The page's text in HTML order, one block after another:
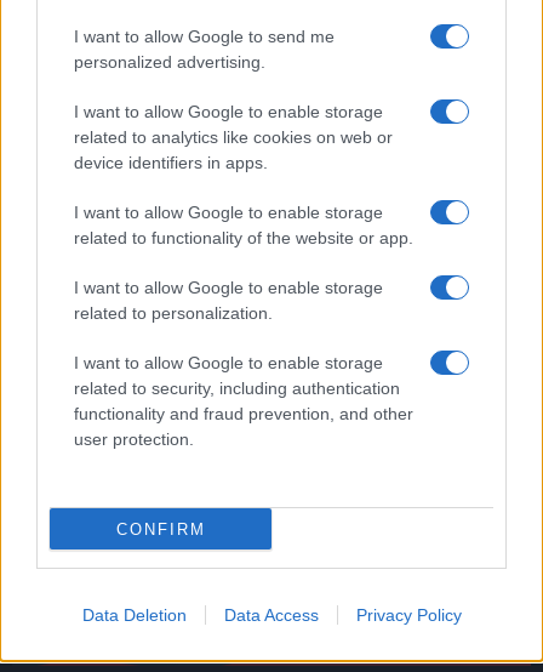
I want to allow Google to send me
personalized advertising.
I want to allow Google to enable storage
related to analytics like cookies on web or
device identifiers in apps.
I want to allow Google to enable storage
related to functionality of the website or app.
I want to allow Google to enable storage
related to personalization.
I want to allow Google to enable storage
related to security, including authentication
functionality and fraud prevention, and other
user protection.
CONFIRM
Data Deletion Data Access Privacy Policy
ARTICOLI CORRELATI
Christmas World a Roma, la Capitale ospiterà il
villaggio natalizio più grande d’Europa